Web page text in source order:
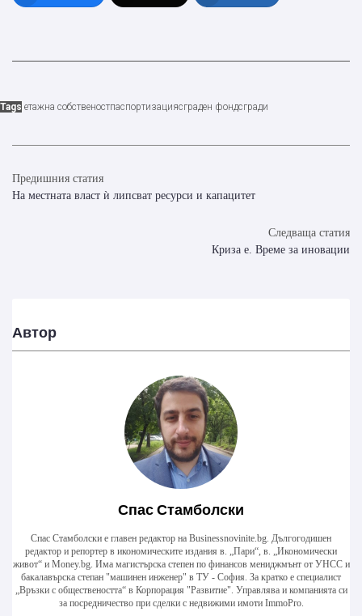
Tags етажна собственостпаспортизациясграден фондсгради
Предишния статия
На местната власт ѝ липсват ресурси и капацитет
Следваща статия
Криза е. Време за иновации
Спас Стамболски
Спас Стамболски е главен редактор на Businessnovinite.bg. Дългогодишен
редактор и репортер в икономическите издания в. „Пари“, в. „Икономически
живот“ и Money.bg. Има магистърска степен по финансов мениджмънт от УНСС и
бакалавърска степан "машинен инженер" в ТУ - София. За кратко е специалист
„Връзки с обществеността“ в Корпорация "Развитие". Управлява и компанията си
за посредничество при сделки с недвижими имоти ImmoPro.